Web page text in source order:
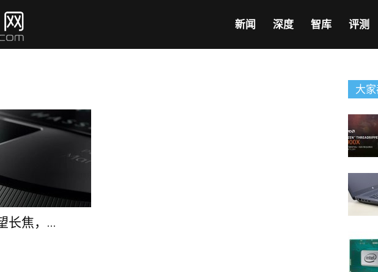
网
新闻 深度 智库 评测
长焦，...
大